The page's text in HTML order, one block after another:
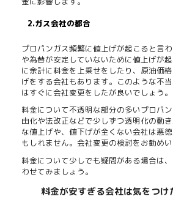
2.ガス会社の都合
プロパンガス頻繁に値上げが起こると言
や為替が安定していないために値上げが
に余計に料金を上乗せをしたり、原油価
げをする会社もあります。このような不
はすぐに会社変更をしたが良いでしょう。
料金について不透明な部分の多いプロパ
由化や法改正などで少しずつ透明化の動
な値上げや、値下げが全くない会社は悪
もしれません。会社変更の検討をお勧めい
料金について少しでも疑問がある場合は
わせてみましょう。
料金が安すぎる会社は気をつけ